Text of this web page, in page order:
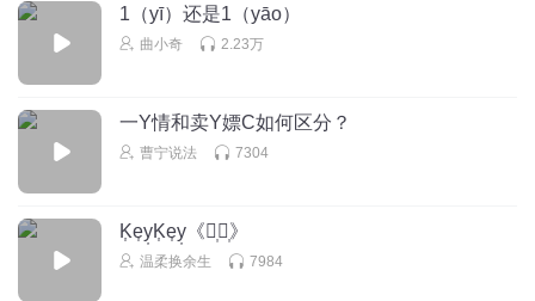
1（yī）还是1（yāo）
曲小奇 2.23万
一Y情和卖Y嫖C如何区分？
曹宁说法 7304
K᷂e᷂y᷂K᷂e᷂y᷂《错᷂过᷂》
温柔换余生 7984